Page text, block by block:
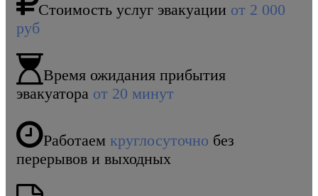
Стоимость услуг эвакуации от 2 000
руб
Время ожидания прибытия
эвакуатора от 20 минут
Работаем круглосуточно без
перерывов и выходных